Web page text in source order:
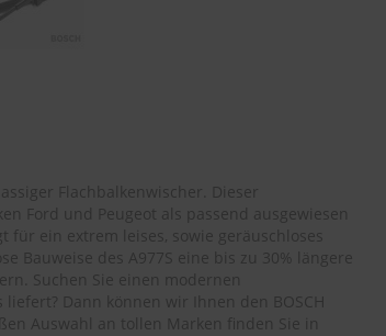
Flachbalkenwischer. Dieser
Ford und Peugeot als passend ausgewiesen
für ein extrem leises, sowie geräuschloses
Bauweise des A977S eine bis zu 30% längere
Suchen Sie einen modernen
Dann können wir Ihnen den BOSCH
Auswahl an tollen Marken finden Sie in